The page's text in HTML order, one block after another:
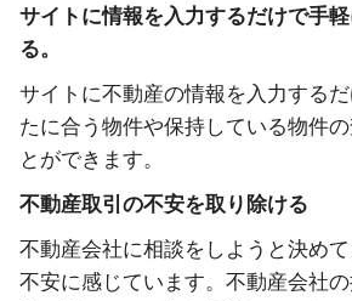
サイトに情報を入力するだけで手
る。
サイトに不動産の情報を入力する
たに合う物件や保持している物件
とができます。
不動産取引の不安を取り除ける
不動産会社に相談をしようと決め
不安に感じています。不動産会社